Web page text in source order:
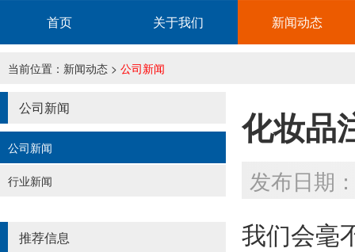
首页 关于我们 新闻动态
当前位置： 新闻动态 > 公司新闻
公司新闻
公司新闻
行业新闻
推荐信息
化妆品
发布日期
我们会毫